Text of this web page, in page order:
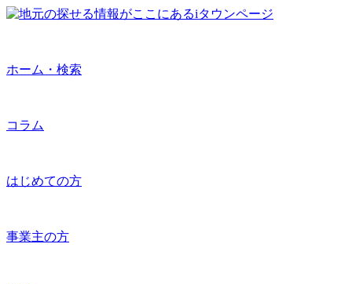
ホーム・検索
コラム
はじめての方
事業主の方